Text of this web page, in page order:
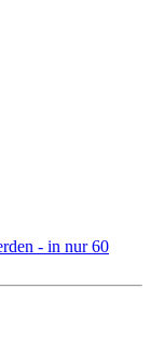
- in nur 60